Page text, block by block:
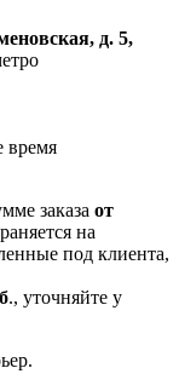
д. 5,
время
заказа от
на
под клиента,
., уточняйте у